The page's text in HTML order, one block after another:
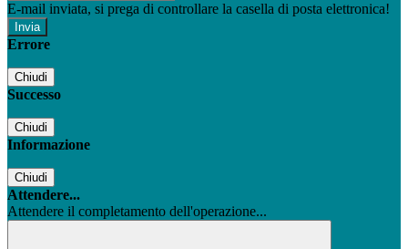
E-mail inviata, si prega di controllare la casella di posta elettronica!
Errore
Chiudi
Successo
Chiudi
Informazione
Chiudi
Attendere...
Attendere il completamento dell'operazione...